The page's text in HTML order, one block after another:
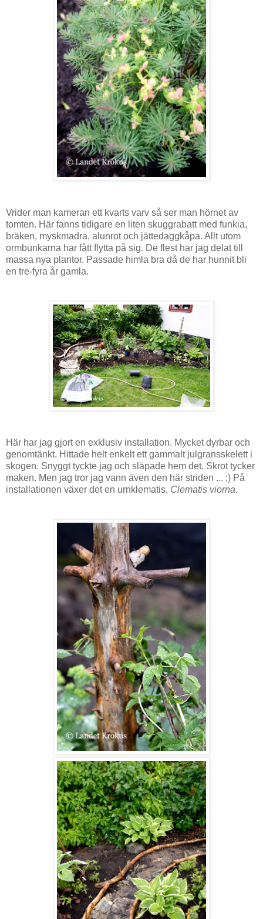
Vrider man kameran ett kvarts varv så ser man hörnet av
tomten. Här fanns tidigare en liten skuggrabatt med funkia,
bräken, myskmadra, alunrot och jättedaggkåpa. Allt utom
ormbunkarna har fått flytta på sig. De flest har jag delat till
massa nya plantor. Passade himla bra då de har hunnit bli
en tre-fyra år gamla.
Här har jag gjort en exklusiv installation. Mycket dyrbar och
genomtänkt. Hittade helt enkelt ett gammalt julgransskelett i
skogen. Snyggt tyckte jag och släpade hem det. Skrot tycker
maken. Men jag tror jag vann även den här striden ... ;) På
installationen växer det en urnklematis, Clematis viorna.